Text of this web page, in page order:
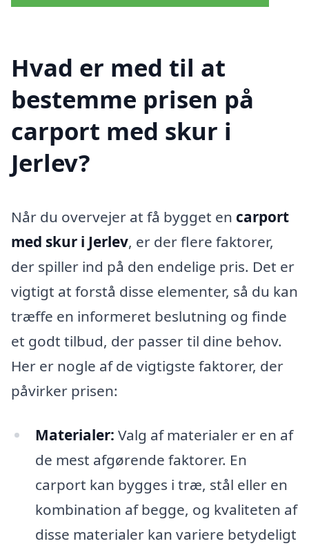
Hvad er med til at
bestemme prisen på
carport med skur i
Jerlev?
Når du overvejer at få bygget en carport
med skur i Jerlev, er der flere faktorer,
der spiller ind på den endelige pris. Det er
vigtigt at forstå disse elementer, så du kan
træffe en informeret beslutning og finde
et godt tilbud, der passer til dine behov.
Her er nogle af de vigtigste faktorer, der
påvirker prisen:
Materialer: Valg af materialer er en af
de mest afgørende faktorer. En
carport kan bygges i træ, stål eller en
kombination af begge, og kvaliteten af
disse materialer kan variere betydeligt